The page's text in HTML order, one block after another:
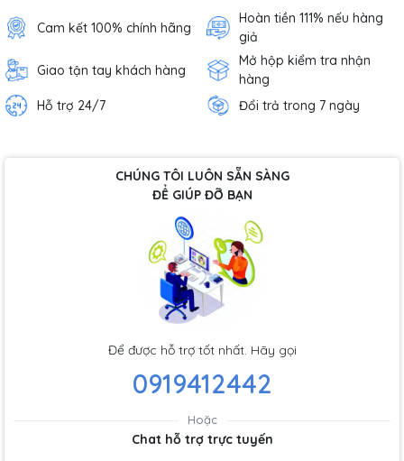
Cam kết 100% chính hãng
Hoàn tiền 111% nếu hàng
giả
Giao tận tay khách hàng
Mở hộp kiểm tra nhận
hàng
Hỗ trợ 24/7
Đổi trả trong 7 ngày
CHÚNG TÔI LUÔN SẴN SÀNG
ĐỂ GIÚP ĐỠ BẠN
Để được hỗ trợ tốt nhất. Hãy gọi
0919412442
Hoặc
Chat hỗ trợ trực tuyến